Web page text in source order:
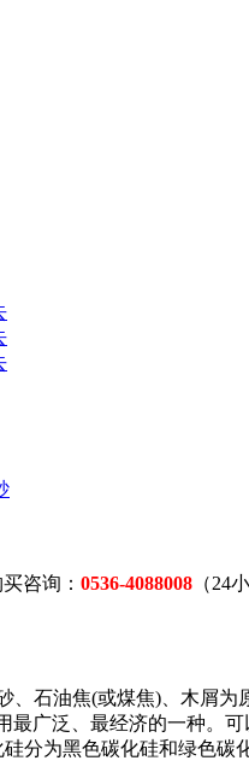
咨询： 0536-4088008 （24
油焦(或煤焦)、木屑为
广泛、最经济的一种。
分为黑色碳化硅和绿色碳